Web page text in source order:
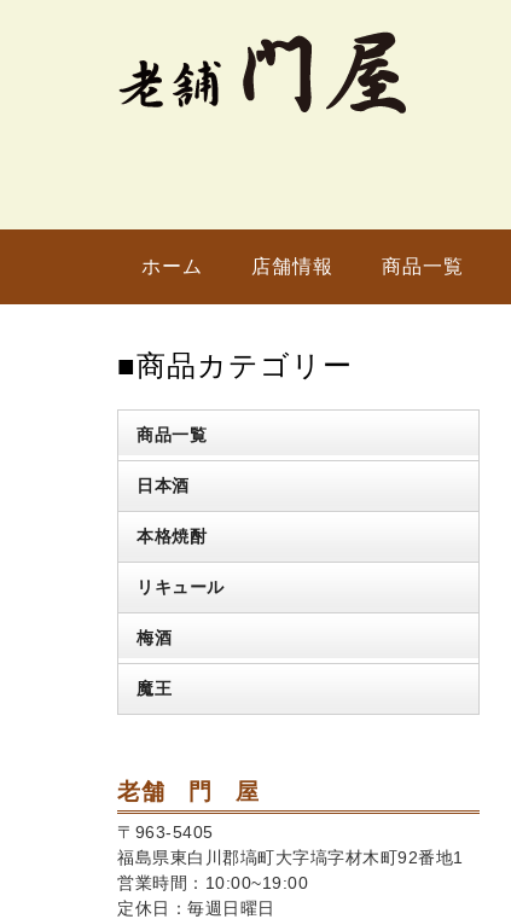
ホーム 店舗情報 商品一覧
■商品カテゴリー
商品一覧
日本酒
本格焼酎
リキュール
梅酒
魔王
老舗 門 屋
〒963-5405
福島県東白川郡塙町大字塙字材木町92番地1
営業時間：10:00~19:00
定休日：毎週日曜日